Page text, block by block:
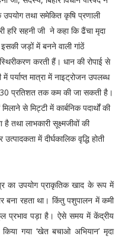
उपयोग तथा समेकित कृषि प्रणाली
हरि सहनी जी ने कहा कि ढैंचा मृदा
जड़ों में बनने वाली गांठें
करती हैं। धान की रोपाई से
मात्रा में नाइट्रोजन उपलब्ध
प्रतिशत तक कम की जा सकती है।
से मिट्टी में कार्बनिक पदार्थों की
तथा लाभकारी सूक्ष्मजीवों की
में दीर्घकालिक वृद्धि होती
का उपयोग प्राकृतिक खाद के रूप में
रहता था। किंतु पशुपालन में कमी
प्रभाव पड़ा है। ऐसे समय में केंद्रीय
किया गया ‘खेत बचाओ अभियान’ मृदा